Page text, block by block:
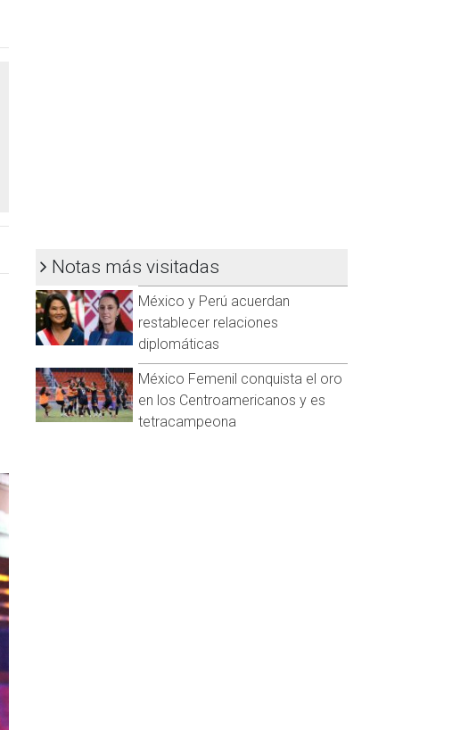
Notas más visitadas
México y Perú acuerdan
restablecer relaciones
diplomáticas
México Femenil conquista el oro
en los Centroamericanos y es
tetracampeona